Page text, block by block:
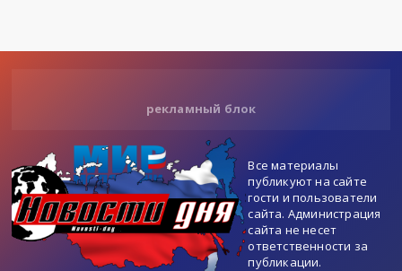
рекламный блок
Все материалы
публикуют на сайте
гости и пользователи
сайта. Администрация
сайта не несет
ответственности за
публикации.